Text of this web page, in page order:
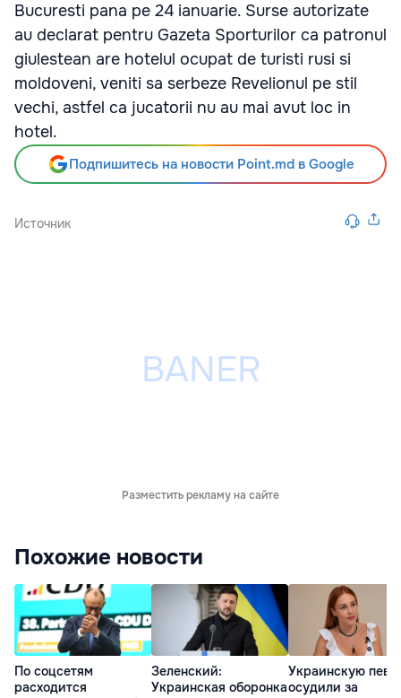
Bucuresti pana pe 24 ianuarie. Surse autorizate
au declarat pentru Gazeta Sporturilor ca patronul
giulestean are hotelul ocupat de turisti rusi si
moldoveni, veniti sa serbeze Revelionul pe stil
vechi, astfel ca jucatorii nu au mai avut loc in
hotel.
Подпишитесь на новости Point.md в Google
Источник
Разместить рекламу на сайте
Похожие новости
По соцсетям
расходится
Зеленский:
Украинская оборонка
Украинскую
осудили за